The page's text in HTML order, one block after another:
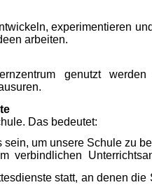
experimentieren
arbeiten.
genutzt
Das bedeutet:
um unsere Schule zu
verbindlichen
statt, an denen die